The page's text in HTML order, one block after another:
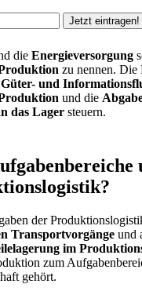
die Energieversorgung
zu nennen.
Güter- und
und die
das Lager steuern.
der
Transportvorgänge und
im
zum
gehört.